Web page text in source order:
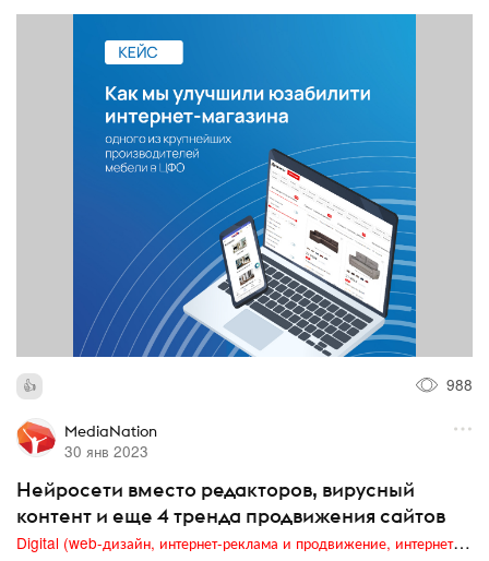
988
MediaNation
30 янв 2023
Нейросети вместо редакторов, вирусный
контент и еще 4 тренда продвижения сайтов
Digital (web-дизайн, интернет-реклама и продвижение, интернет-сообщества и блоги, интернет-коммуникации, мобильный маркетинг, реклама на цифровых экранах)